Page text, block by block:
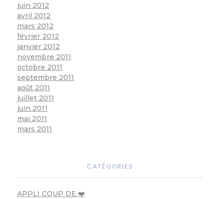
juin 2012
avril 2012
mars 2012
février 2012
janvier 2012
novembre 2011
octobre 2011
septembre 2011
août 2011
juillet 2011
juin 2011
mai 2011
mars 2011
CATÉGORIES
APPLI COUP DE ❤️